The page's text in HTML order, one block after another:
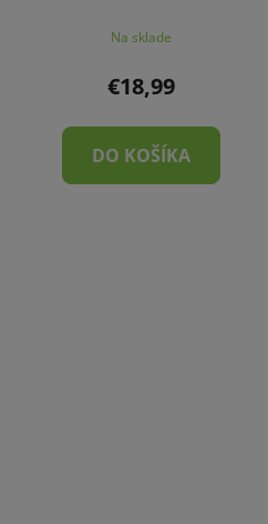
Na sklade
€18,99
DO KOŠÍKA